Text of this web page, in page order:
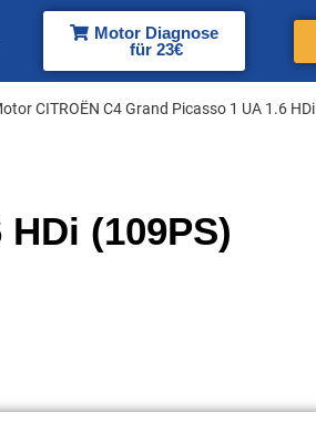
Motor Diagnose
für 23€
CITROËN C4 Grand Picasso 1 UA 1.6 HDi
(109PS)